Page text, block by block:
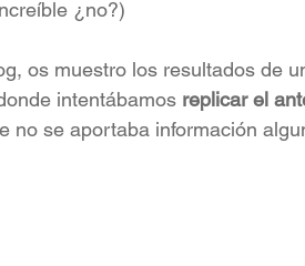
¿no?)
os muestro los resultados de
intentábamos replicar el
no se aportaba información